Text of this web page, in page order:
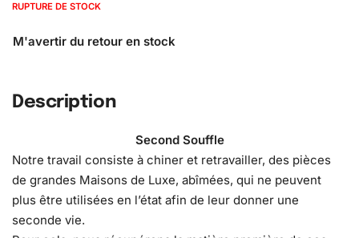
RUPTURE DE STOCK
Description
Second Souffle
Notre travail consiste à chiner et retravailler, des pièces
de grandes Maisons de Luxe, abîmées, qui ne peuvent
plus être utilisées en l’état afin de leur donner une
seconde vie.